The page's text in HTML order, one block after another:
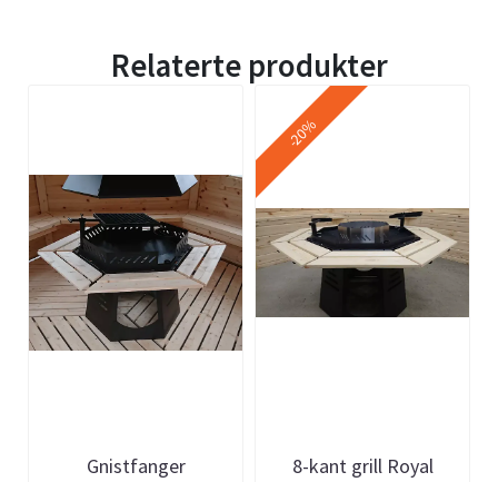
Relaterte produkter
Gnistfanger
-20%
8-kant grill Royal